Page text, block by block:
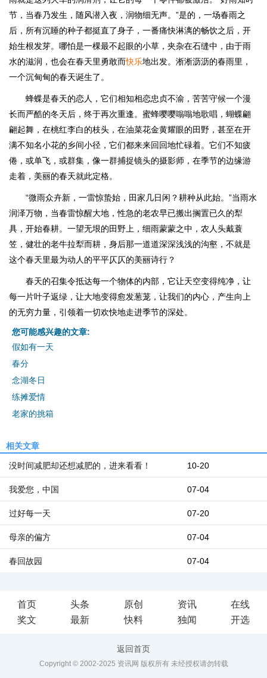
节，当春乃发生，随风潜入夜，润物细无声。”是的，一场春雨之
后，所有沉睡的种子都挺直了身子，一番痛快淋漓的畅饮之后，开
始生根发芽。哪怕是一棵最不起眼的小草，夹杂在石缝中，由于雨
水的滋润，也会在春天里勇敢而快乐地出发。淅淅沥沥的春雨里，
一个沉甸甸的春天诞生了。
蜂蝶是春天的恋人，它们相知相恋忠贞不渝，苦苦守候一个漫
长而严酷的冬天后，终于再次重逢。蜜蜂嘤嘤嗡嗡地歌唱，蝴蝶翩
翩起舞，在桃红李白的枝头，在油菜花金黄耀眼的田野，甚至在开
满不知名小花的乡间小径，它们都来来回回地忙碌着。它们不知疲
倦，或单飞，或群集，像一群捕捉镜头的摄影师，在季节的边缘游
走着，美丽的春天就此定格。
“微雨众卉新，一雷惊蛰始，田家几日闲？耕种从此始。”当雨水
润泽万物，当春雷惊醒大地，性急的老农早已搬出搁置已久的犁
具，开始春耕。一望无垠的田野上，细雨蒙蒙之中，农人头戴蓑
笠，健壮的老牛拉犁而耕，身后那一道道深深浅浅的沟壑，不就是
这个春天里最为动人的平平仄仄的美丽诗行？
春天的召集令抵达每一个物体的内部，它让天空变得纯净，让
每一片叶子返绿，让大地变得愈发葱茏，让我们的内心，产生向上
的无穷力量，引领着一切欢快地走进季节的深处。
您可能感兴趣的文章:
假如有一天
春分
念湖冬日
练摊爱情
老家的挑箱
相关文章
10-20
没时间减肥却还想减肥的，进来看看！
07-04
我爱您，中国
07-20
过好每一天
07-04
母亲的偏方
07-04
春回故园
首页 头条 原创 资讯
在线
奖文
最新 快料 独闻 开选
返回首页
Copyright © 2002-2025 资讯网 版权所有 未经授权请勿转载